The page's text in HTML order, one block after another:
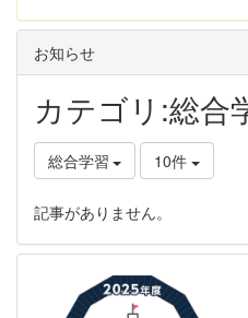
お知らせ
カテゴリ:総合
総合学習 10件
記事がありません。